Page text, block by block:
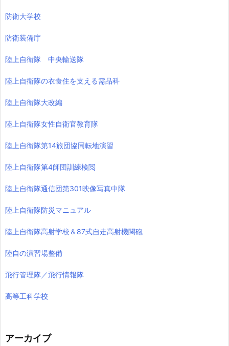
防衛大学校
防衛装備庁
陸上自衛隊 中央輸送隊
陸上自衛隊の衣食住を支える需品科
陸上自衛隊大改編
陸上自衛隊女性自衛官教育隊
陸上自衛隊第14旅団協同転地演習
陸上自衛隊第4師団訓練検閲
陸上自衛隊通信団第301映像写真中隊
陸上自衛隊防災マニュアル
陸上自衛隊高射学校＆87式自走高射機関砲
陸自の演習場整備
飛行管理隊／飛行情報隊
高等工科学校
アーカイブ